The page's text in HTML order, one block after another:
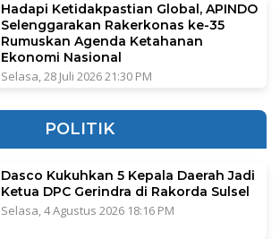
Hadapi Ketidakpastian Global, APINDO
Selenggarakan Rakerkonas ke-35
Rumuskan Agenda Ketahanan
Ekonomi Nasional
Selasa, 28 Juli 2026 21:30 PM
POLITIK
Dasco Kukuhkan 5 Kepala Daerah Jadi
Ketua DPC Gerindra di Rakorda Sulsel
Selasa, 4 Agustus 2026 18:16 PM